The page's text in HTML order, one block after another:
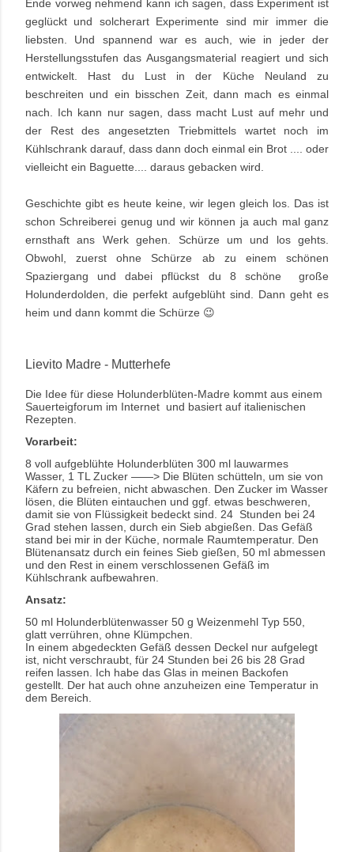
Ende vorweg nehmend kann ich sagen, dass Experiment ist
geglückt und solcherart Experimente sind mir immer die
liebsten. Und spannend war es auch, wie in jeder der
Herstellungsstufen das Ausgangsmaterial reagiert und sich
entwickelt. Hast du Lust in der Küche Neuland zu
beschreiten und ein bisschen Zeit, dann mach es einmal
nach. Ich kann nur sagen, dass macht Lust auf mehr und
der Rest des angesetzten Triebmittels wartet noch im
Kühlschrank darauf, dass dann doch einmal ein Brot .... oder
vielleicht ein Baguette.... daraus gebacken wird.
Geschichte gibt es heute keine, wir legen gleich los. Das ist
schon Schreiberei genug und wir können ja auch mal ganz
ernsthaft ans Werk gehen. Schürze um und los gehts.
Obwohl, zuerst ohne Schürze ab zu einem schönen
Spaziergang und dabei pflückst du 8 schöne große
Holunderdolden, die perfekt aufgeblüht sind. Dann geht es
heim und dann kommt die Schürze 😉
Lievito Madre - Mutterhefe
Die Idee für diese Holunderblüten-Madre kommt aus einem
Sauerteigforum im Internet und basiert auf italienischen
Rezepten.
Vorarbeit:
8 voll aufgeblühte Holunderblüten 300 ml lauwarmes
Wasser, 1 TL Zucker ——> Die Blüten schütteln, um sie von
Käfern zu befreien, nicht abwaschen. Den Zucker im Wasser
lösen, die Blüten eintauchen und ggf. etwas beschweren,
damit sie von Flüssigkeit bedeckt sind. 24 Stunden bei 24
Grad stehen lassen, durch ein Sieb abgießen. Das Gefäß
stand bei mir in der Küche, normale Raumtemperatur. Den
Blütenansatz durch ein feines Sieb gießen, 50 ml abmessen
und den Rest in einem verschlossenen Gefäß im
Kühlschrank aufbewahren.
Ansatz:
50 ml Holunderblütenwasser 50 g Weizenmehl Typ 550,
glatt verrühren, ohne Klümpchen.
In einem abgedeckten Gefäß dessen Deckel nur aufgelegt
ist, nicht verschraubt, für 24 Stunden bei 26 bis 28 Grad
reifen lassen. Ich habe das Glas in meinen Backofen
gestellt. Der hat auch ohne anzuheizen eine Temperatur in
dem Bereich.